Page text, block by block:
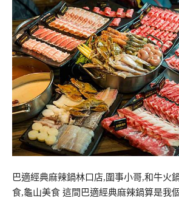
巴適經典麻辣鍋林口店,圍事小哥,和牛火
食,龜山美食 這間巴適經典麻辣鍋算是我